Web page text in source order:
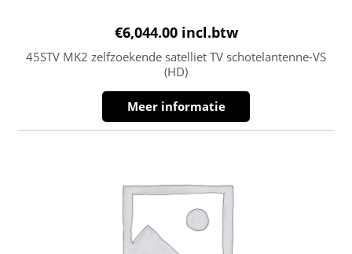
€6,044.00 incl.btw
45STV MK2 zelfzoekende satelliet TV schotelantenne-VS
(HD)
Meer informatie